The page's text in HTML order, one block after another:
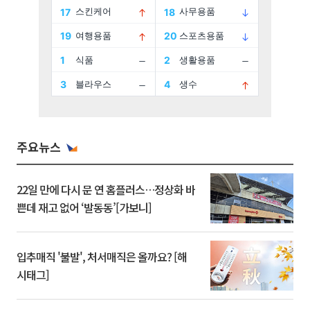
주요뉴스
22일 만에 다시 문 연 홈플러스…정상화 바
쁜데 재고 없어 ‘발동동’[가보니]
입추매직 '불발', 처서매직은 올까요? [해
시태그]